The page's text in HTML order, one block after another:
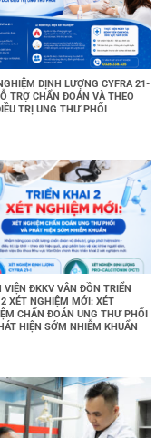
ĐỊNH LƯỢNG CYFRA 21-
TRỢ CHẨN ĐOÁN VÀ THEO
TRỊ UNG THƯ PHỔI
VIỆN ĐKKV VÂN ĐỒN TRIỂN
XÉT NGHIỆM MỚI: XÉT
CHẨN ĐOÁN UNG THƯ PHỔI
HIỆN SỚM NHIỄM KHUẨN